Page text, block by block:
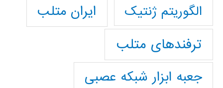
الگوریتم ژنتیک
ایران متلب
ترفندهای متلب
جعبه ابزار شبکه عصبی